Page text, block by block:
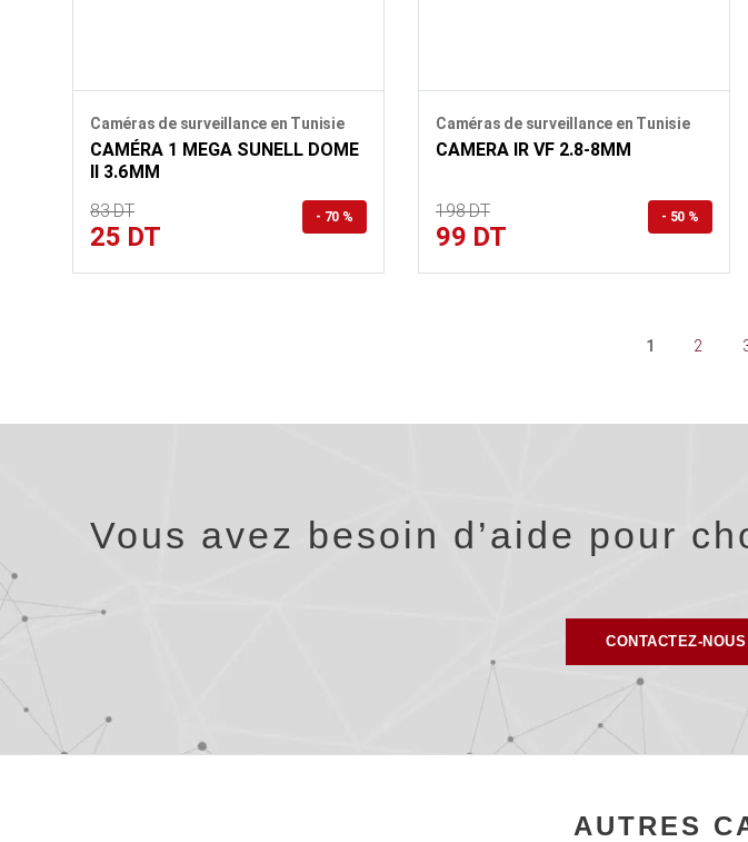
Caméras de surveillance en Tunisie
CAMÉRA 1 MEGA SUNELL DOME
II 3.6MM
83 DT
25 DT
- 70 %
Caméras de surveillance en Tunisie
CAMERA IR VF 2.8-8MM
198 DT
99 DT
- 50 %
1 2
Vous avez besoin d’aide pour
CONTACTEZ-
AUTRES